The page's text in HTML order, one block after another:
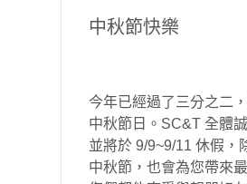
中秋節快樂
今年已經過了三分之二
中秋節日。SC&T 全體
並將於 9/9~9/11 休假，
中秋節，也會為您帶來